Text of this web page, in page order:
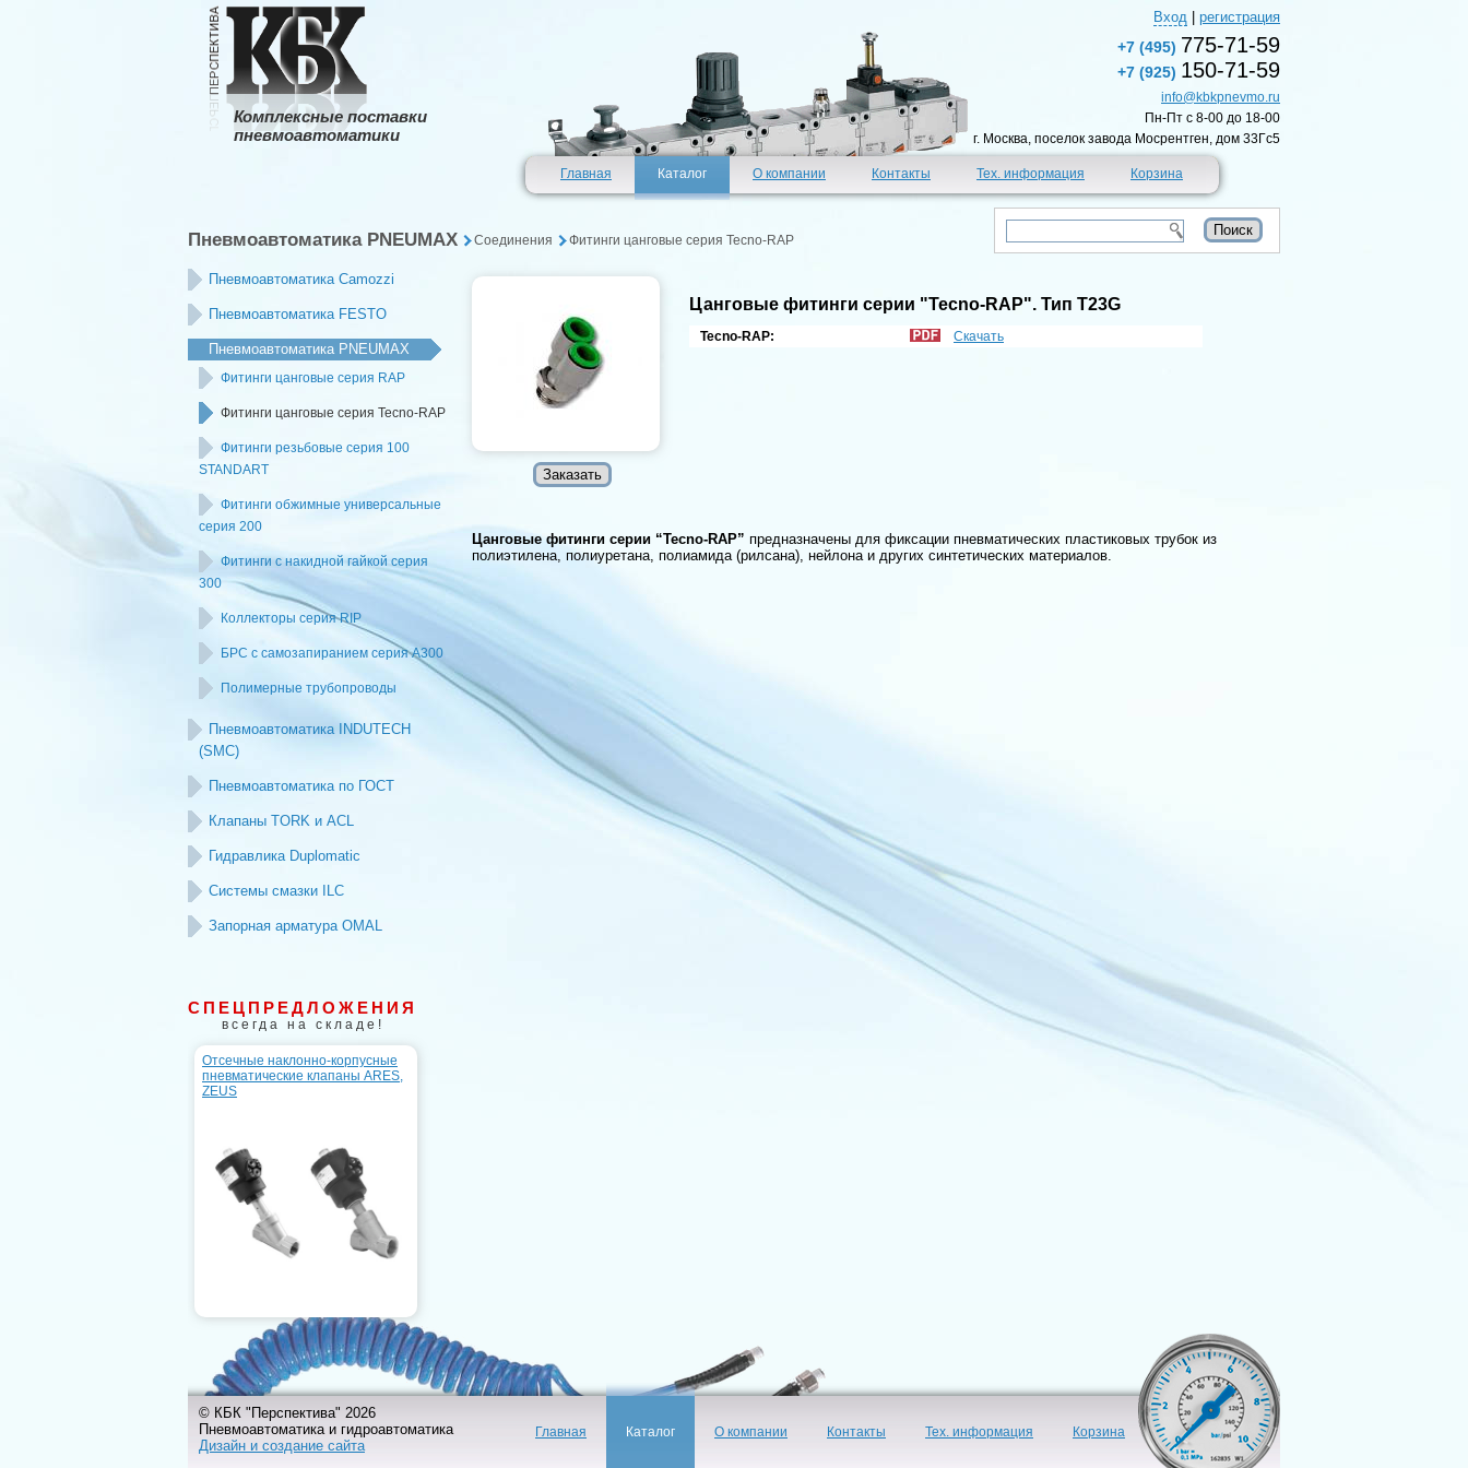
Комплексные поставки
пневмоавтоматики
Вход регистрация
+7 (495) 775-71-59
+7 (925) 150-71-59
info@kbkpnevmo.ru
Пн-Пт c 8-00 до 18-00
г. Москва, поселок завода Мосрентген, дом 33Гс5
Главная Каталог О компании Контакты Тех. информация Корзина
Пневмоавтоматика PNEUMAX Соединения Фитинги цанговые серия Tecno-RAP
Пневмоавтоматика Camozzi
Пневмоавтоматика FESTO
Пневмоавтоматика PNEUMAX
Фитинги цанговые серия RAP
Фитинги цанговые серия Tecno-RAP
Фитинги резьбовые серия 100
STANDART
Фитинги обжимные универсальные
серия 200
Фитинги с накидной гайкой серия
300
Коллекторы серия RIP
БРС с самозапиранием серия А300
Полимерные трубопроводы
Пневмоавтоматика INDUTECH
(SMC)
Пневмоавтоматика по ГОСТ
Клапаны TORK и ACL
Гидравлика Duplomatic
Системы смазки ILC
Запорная арматура OMAL
СПЕЦПРЕДЛОЖЕНИЯ
всегда на складе!
Отсечные наклонно-корпусные
пневматические клапаны ARES,
ZEUS
Цанговые фитинги серии "Tecno-RAP". Тип T23G
Tecno-RAP: Скачать
Цанговые фитинги серии “Tecno-RAP” предназначены для фиксации пневматических пластиковых трубок из
полиэтилена, полиуретана, полиамида (рилсана), нейлона и других синтетических материалов.
© КБК "Перспектива" 2026
Пневмоавтоматика и гидроавтоматика
Дизайн и создание сайта
Главная Каталог О компании Контакты Тех. информация Корзина